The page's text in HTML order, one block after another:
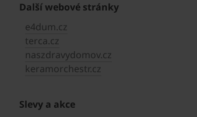
Další webové stránky
e4dum.cz
terca.cz
naszdravydomov.cz
keramorchestr.cz
Slevy a akce